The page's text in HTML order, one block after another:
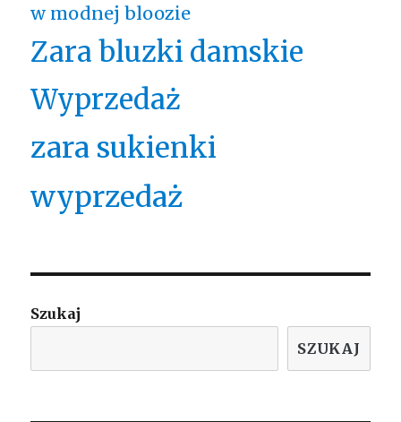
w modnej bloozie
Zara bluzki damskie
Wyprzedaż
zara sukienki
wyprzedaż
Szukaj
SZUKAJ